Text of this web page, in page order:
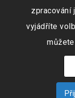
zpracování
vyjádříte